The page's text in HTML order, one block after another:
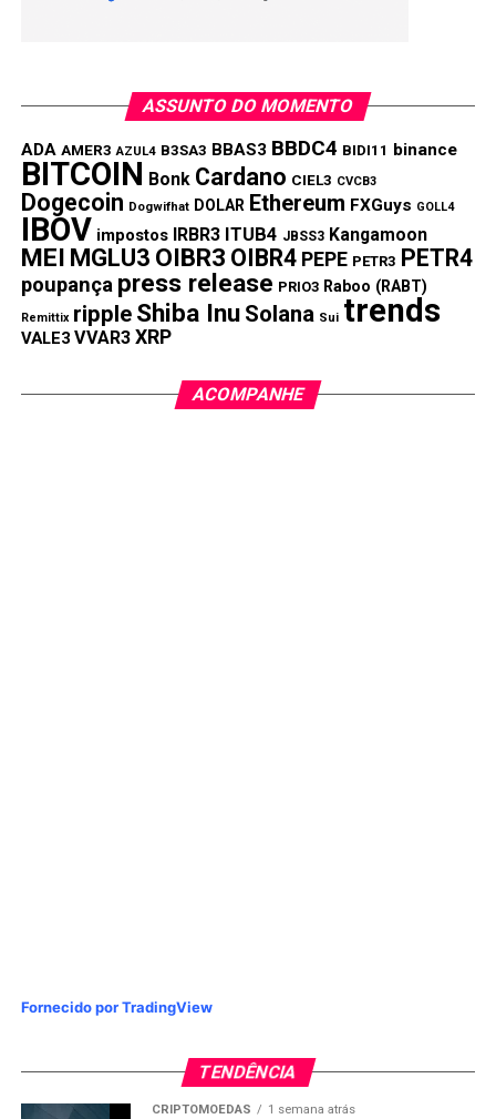
ASSUNTO DO MOMENTO
ADA AMER3 AZUL4 B3SA3 BBAS3 BBDC4 BIDI11 binance
BITCOIN Bonk Cardano CIEL3 CVCB3
Dogecoin Dogwifhat DOLAR Ethereum FXGuys GOLL4
IBOV impostos IRBR3 ITUB4 JBSS3 Kangamoon
MEI MGLU3 OIBR3 OIBR4 PEPE PETR3 PETR4
poupança press release PRIO3 Raboo (RABT)
Remittix ripple Shiba Inu Solana Sui trends
VALE3 VVAR3 XRP
ACOMPANHE
Fornecido por TradingView
TENDÊNCIA
CRIPTOMOEDAS 1 semana atrás